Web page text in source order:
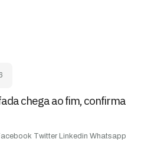
chega ao fim, confirma
Twitter Linkedin Whatsapp